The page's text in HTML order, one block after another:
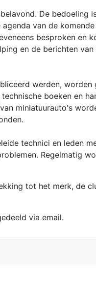
De bedoeling
van de
besproken en
en de berichten
werden,
boeken en
miniatuurauto's
technici en leden
Regelmatig
tot het merk, de
via email.